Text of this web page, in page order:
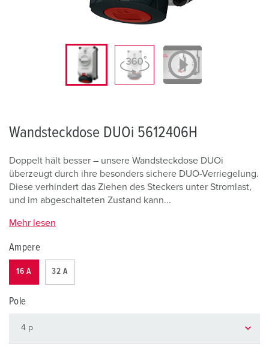
Wandsteckdose DUOi 5612406H
Doppelt hält besser – unsere Wandsteckdose DUOi
überzeugt durch ihre besonders sichere DUO-Verriegelung.
Diese verhindert das Ziehen des Steckers unter Stromlast,
und im abgeschalteten Zustand kann...
Mehr lesen
Ampere
16 A 32 A
Pole